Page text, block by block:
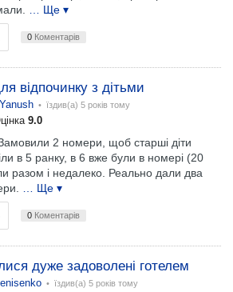
… Ще ▾
0 Коментарів
відпочинку з дітьми
• їздив(а) 5 років тому
9.0
2 номери, щоб старші діти
в 5 ранку, в 6 вже були в номері (20
разом і недалеко. Реально дали два
… Ще ▾
0 Коментарів
дуже задоволені готелем
• їздив(а) 5 років тому